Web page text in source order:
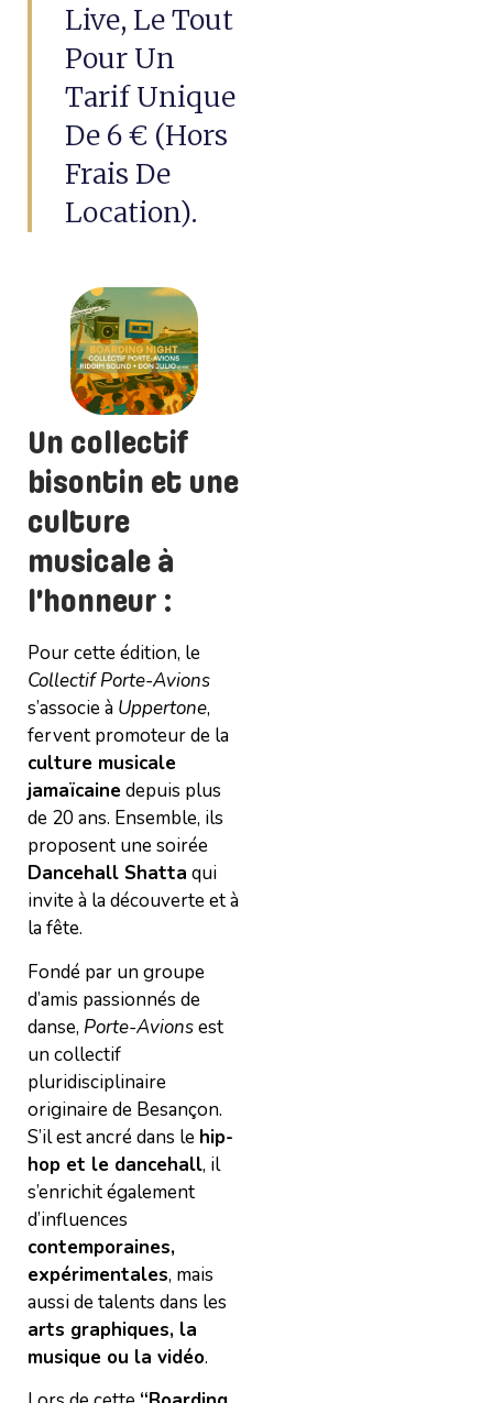
Live, Le Tout
Pour Un
Tarif Unique
De 6 € (hors
Frais De
Location).
Un collectif
bisontin et une
culture
musicale à
l’honneur :
Pour cette édition, le
Collectif Porte-Avions
s’associe à Uppertone,
fervent promoteur de la
culture musicale
jamaïcaine depuis plus
de 20 ans. Ensemble, ils
proposent une soirée
Dancehall Shatta qui
invite à la découverte et à
la fête.
Fondé par un groupe
d’amis passionnés de
danse, Porte-Avionsest
un collectif
pluridisciplinaire
originaire de Besançon.
S’il est ancré dans le hip-
hop et le dancehall, il
s’enrichit également
d’influences
contemporaines,
expérimentales, mais
aussi de talents dans les
arts graphiques, la
musique ou la vidéo.